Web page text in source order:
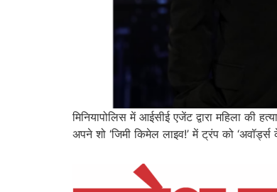
मिनियापोलिस में आईसीई एजेंट द्वारा महिला की
अपने शो ‘जिमी किमेल लाइव!’ में ट्रंप को